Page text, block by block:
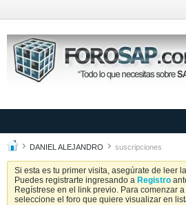
DANIEL ALEJANDRO suscripciones
Si esta es tu primer visita, asegúrate de leer
Puedes registrarte ingresando a Registro
Regístrese en el link previo. Para comenzar
seleccione el foro que quiere visualizar en